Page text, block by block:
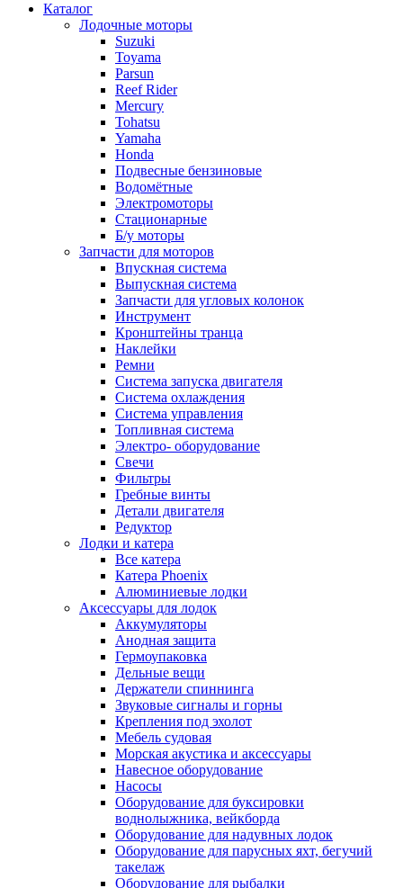
Каталог
Лодочные моторы
Suzuki
Toyama
Parsun
Reef Rider
Mercury
Tohatsu
Yamaha
Honda
Подвесные бензиновые
Водомётные
Электромоторы
Стационарные
Б/у моторы
Запчасти для моторов
Впускная система
Выпускная система
Запчасти для угловых колонок
Инструмент
Кронштейны транца
Наклейки
Ремни
Система запуска двигателя
Система охлаждения
Система управления
Топливная система
Электро- оборудование
Свечи
Фильтры
Гребные винты
Детали двигателя
Редуктор
Лодки и катера
Все катера
Катера Phoenix
Алюминиевые лодки
Аксессуары для лодок
Аккумуляторы
Анодная защита
Гермоупаковка
Дельные вещи
Держатели спиннинга
Звуковые сигналы и горны
Крепления под эхолот
Мебель судовая
Морская акустика и аксессуары
Навесное оборудование
Насосы
Оборудование для буксировки
воднолыжника, вейкборда
Оборудование для надувных лодок
Оборудование для парусных яхт, бегучий
такелаж
Оборудование для рыбалки